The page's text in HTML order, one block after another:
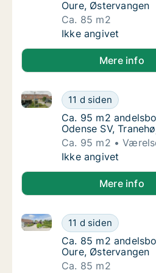
Oure, Østervangen
Ca. 85 m2
Ca. 85 m2
Ikke angivet
Mere info
Ca. 95 m2
11 d siden
Ca. 95 m2 andelsbolig til
Ca. 95 m2
Ca. 95 m2
Odense SV,
Ca. 95 m2
Ca. 95 m2
Ikke angivet
Mere info
Ca. 85 m2
11 d siden
Ca. 85 m2 andelsbolig til
Ca. 85 m2
Ca. 85 m2
Oure, Østervangen
Ca. 85 m2